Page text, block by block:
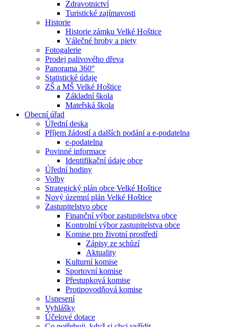
Zdravotnictví
Turistické zajímavosti
Historie
Historie zámku Velké Hoštice
Válečné hroby a piety
Fotogalerie
Prodej palivového dřeva
Panorama 360°
Statistické údaje
ZŠ a MŠ Velké Hoštice
Základní škola
Mateřská škola
Obecní úřad
Úřední deska
Příjem žádostí a dalších podání a e-podatelna
e-podatelna
Povinné informace
Identifikační údaje obce
Úřední hodiny
Volby
Strategický plán obce Velké Hoštice
Nový územní plán Velké Hoštice
Zastupitelstvo obce
Finanční výbor zastupitelstva obce
Kontrolní výbor zastupitelstva obce
Komise pro životní prostředí
Zápisy ze schůzí
Aktuality
Kulturní komise
Sportovní komise
Přestupková komise
Protipovodňová komise
Usnesení
Vyhlášky
Účelové dotace